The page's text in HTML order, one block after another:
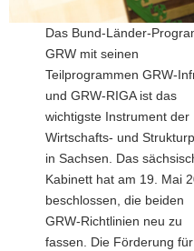
a
Das Bund-Länder-
GRW mit seinen
Teilprogrammen GRW-
und GRW-RIGA ist das
wichtigste Instrument der
Wirtschafts- und
in Sachsen. Das
Kabinett hat am 19. Mai
beschlossen, die beiden
GRW-Richtlinien neu zu
fassen. Die Förderung